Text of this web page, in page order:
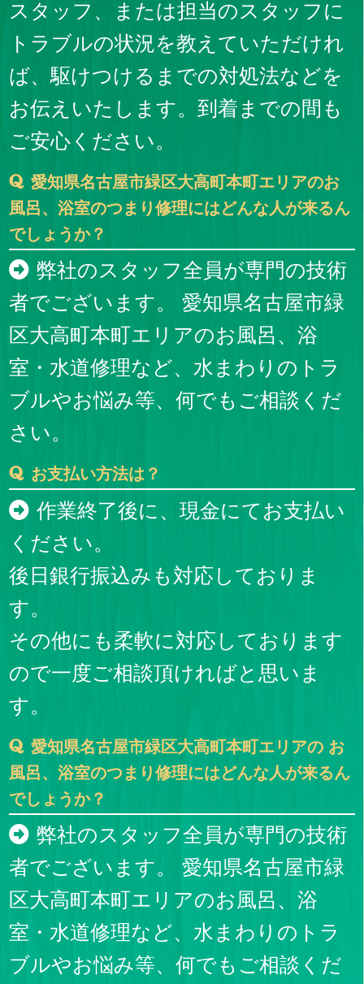
スタッフ、または担当のスタッフに
トラブルの状況を教えていただけれ
ば、駆けつけるまでの対処法などを
お伝えいたします。到着までの間も
ご安心ください。
愛知県名古屋市緑区大高町本町エリアのお
風呂、浴室のつまり修理にはどんな人が来るん
でしょうか？
弊社のスタッフ全員が専門の技術
者でございます。 愛知県名古屋市緑
区大高町本町エリアのお風呂、浴
室・水道修理など、水まわりのトラ
ブルやお悩み等、何でもご相談くだ
さい。
お支払い方法は？
作業終了後に、現金にてお支払い
ください。
後日銀行振込みも対応しておりま
す。
その他にも柔軟に対応しております
ので一度ご相談頂ければと思いま
す。
愛知県名古屋市緑区大高町本町エリアの お
風呂、浴室のつまり修理にはどんな人が来るん
でしょうか？
弊社のスタッフ全員が専門の技術
者でございます。 愛知県名古屋市緑
区大高町本町エリアのお風呂、浴
室・水道修理など、水まわりのトラ
ブルやお悩み等、何でもご相談くだ